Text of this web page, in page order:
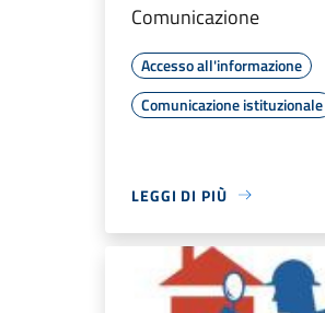
Comunicazione
Accesso all'informazione
Comunicazione istituzionale
LEGGI DI PIÙ